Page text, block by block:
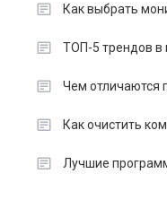
Как выбрать
ТОП-5 трендов в
Чем отличаются
Как очистить
Лучшие